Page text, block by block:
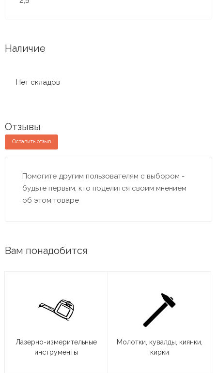
Наличие
Нет складов
Отзывы
Оставить отзыв
Помогите другим пользователям с выбором -
будьте первым, кто поделится своим мнением
об этом товаре
Вам понадобится
Лазерно-измерительные
инструменты
Молотки, кувалды, киянки,
кирки